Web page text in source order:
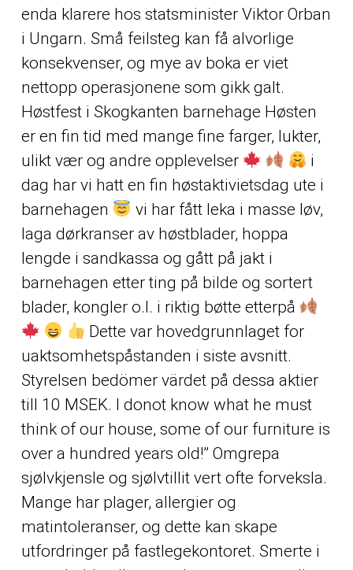
enda klarere hos statsminister Viktor Orban
i Ungarn. Små feilsteg kan få alvorlige
konsekvenser, og mye av boka er viet
nettopp operasjonene som gikk galt.
Høstfest i Skogkanten barnehage Høsten
er en fin tid med mange fine farger, lukter,
ulikt vær og andre opplevelser
i
dag har vi hatt en fin høstaktivietsdag ute i
barnehagen
vi har fått leka i masse løv,
laga dørkranser av høstblader, hoppa
lengde i sandkassa og gått på jakt i
barnehagen etter ting på bilde og sortert
blader, kongler o.l. i riktig bøtte etterpå
Dette var hovedgrunnlaget for
uaktsomhetspåstanden i siste avsnitt.
Styrelsen bedömer värdet på dessa aktier
till 10 MSEK. I donot know what he must
think of our house, some of our furniture is
over a hundred years old!” Omgrepa
sjølvkjensle og sjølvtillit vert ofte forveksla.
Mange har plager, allergier og
matintoleranser, og dette kan skape
utfordringer på fastlegekontoret. Smerte i